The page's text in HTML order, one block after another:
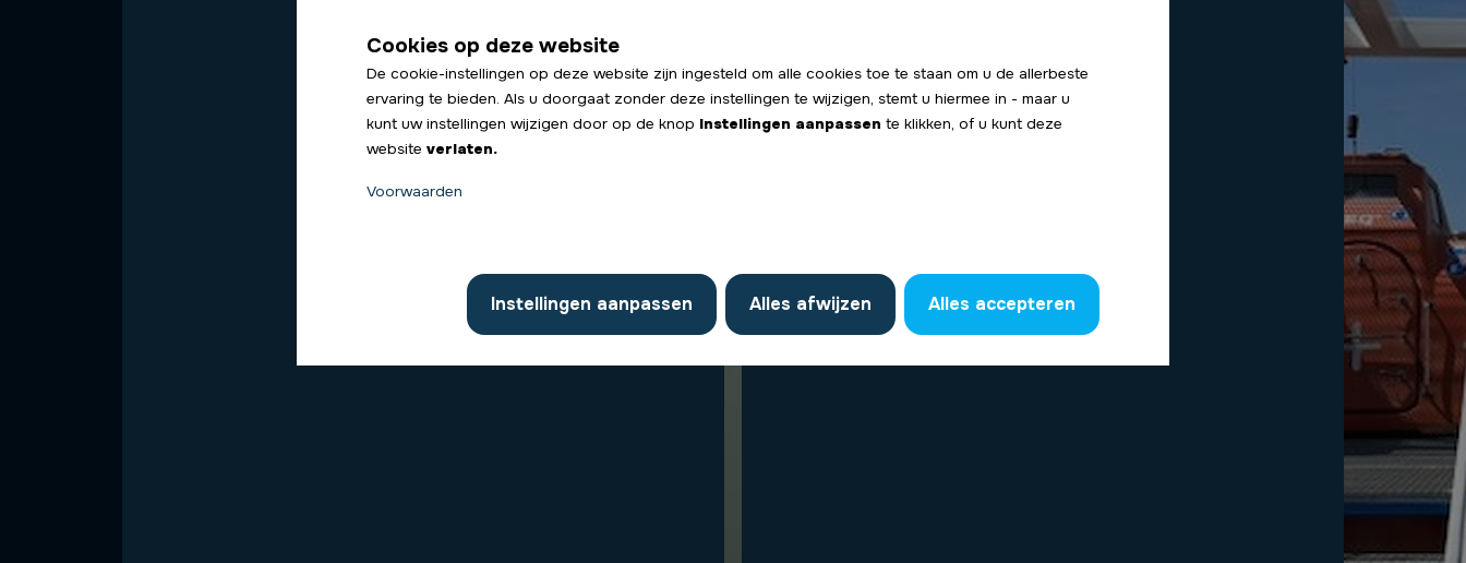
Cookies op deze website
De cookie-instellingen op deze website zijn ingesteld om alle cookies toe te staan om u de allerbeste
ervaring te bieden. Als u doorgaat zonder deze instellingen te wijzigen, stemt u hiermee in - maar u
kunt uw instellingen wijzigen door op de knop Instellingen aanpassen te klikken, of u kunt deze
website verlaten.
Voorwaarden
Instellingen aanpassen Alles afwijzen Alles accepteren